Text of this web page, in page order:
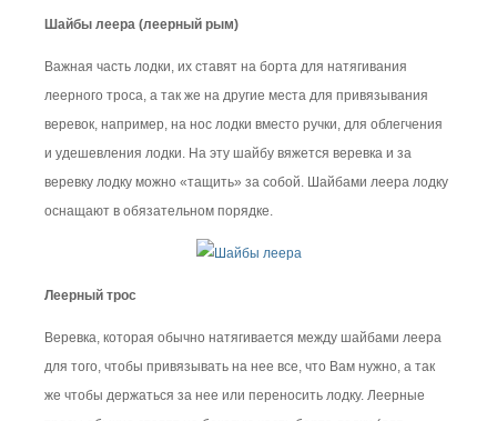
Шайбы леера (леерный рым)
Важная часть лодки, их ставят на борта для натягивания
леерного троса, а так же на другие места для привязывания
веревок, например, на нос лодки вместо ручки, для облегчения
и удешевления лодки. На эту шайбу вяжется веревка и за
веревку лодку можно «тащить» за собой. Шайбами леера лодку
оснащают в обязательном порядке.
Леерный трос
Веревка, которая обычно натягивается между шайбами леера
для того, чтобы привязывать на нее все, что Вам нужно, а так
же чтобы держаться за нее или переносить лодку. Леерные